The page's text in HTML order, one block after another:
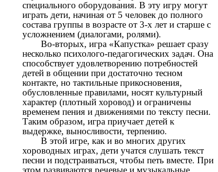
специального оборудования. В эту игру могут
играть дети, начиная от 5 человек до полного
состава группы в возрасте от 3-х лет и старше с
усложнением (диалогами, ролями).
Во-вторых, игра «Капустка» решает сразу
несколько психолого-педагогических задач. Она
способствует удовлетворению потребностей
детей в общении при достаточно тесном
контакте, но тактильные прикосновения,
обусловленные правилами, носят культурный
характер (плотный хоровод) и ограничены
временем пения и движениями по тексту песни.
Таким образом, игра приучает детей к
выдержке, выносливости, терпению.
В этой игре, как и во многих других
хороводных играх, дети учатся слушать текст
песни и подстраиваться, чтобы петь вместе. При